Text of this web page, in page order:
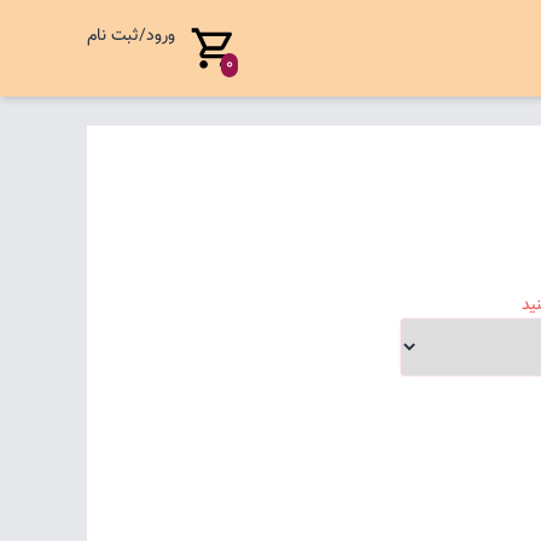
0
ورود/ثبت نام